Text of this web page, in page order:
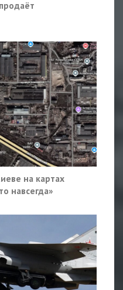
на картах
навсегда»